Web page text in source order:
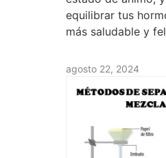
equilibrar tus
más saludable y
agosto 22, 2024